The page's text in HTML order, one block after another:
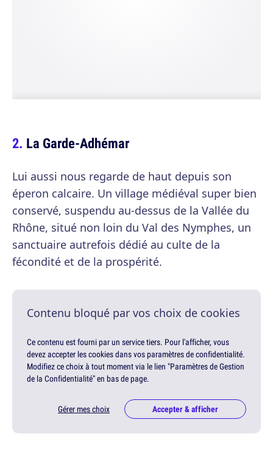
La Garde-Adhémar
Lui aussi nous regarde de haut depuis son
éperon calcaire. Un village médiéval super bien
conservé, suspendu au-dessus de la Vallée du
Rhône, situé non loin du Val des Nymphes, un
sanctuaire autrefois dédié au culte de la
fécondité et de la prospérité.
Contenu bloqué par vos choix de cookies
Ce contenu est fourni par un service tiers. Pour l'afficher, vous
devez accepter les cookies dans vos paramètres de confidentialité.
Modifiez ce choix à tout moment via le lien "Paramètres de Gestion
de la Confidentialité" en bas de page.
Gérer mes choix Accepter & afficher